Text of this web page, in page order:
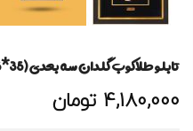
تابلو طلاکوب گلدان سه بعدی (35*45)
4,180,000 تومان